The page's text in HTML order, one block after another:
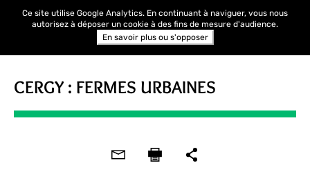
CERGY : FERMES URBAINES
Ce site utilise Google Analytics. En continuant à naviguer, vous nous
autorisez à déposer un cookie à des fins de mesure d'audience.
En savoir plus ou s'opposer